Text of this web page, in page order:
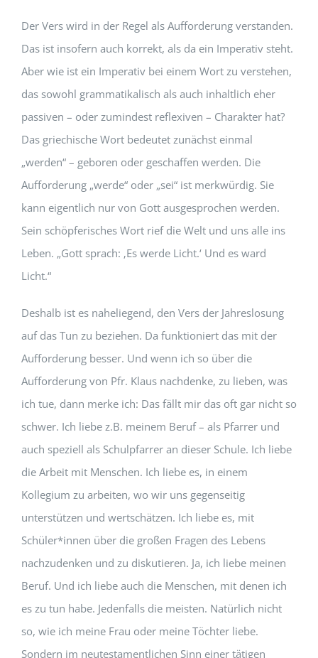
Der Vers wird in der Regel als Aufforderung verstanden.
Das ist insofern auch korrekt, als da ein Imperativ steht.
Aber wie ist ein Imperativ bei einem Wort zu verstehen,
das sowohl grammatikalisch als auch inhaltlich eher
passiven – oder zumindest reflexiven – Charakter hat?
Das griechische Wort bedeutet zunächst einmal
„werden“ – geboren oder geschaffen werden. Die
Aufforderung „werde“ oder „sei“ ist merkwürdig. Sie
kann eigentlich nur von Gott ausgesprochen werden.
Sein schöpferisches Wort rief die Welt und uns alle ins
Leben. „Gott sprach: ‚Es werde Licht.‘ Und es ward
Licht.“
Deshalb ist es naheliegend, den Vers der Jahreslosung
auf das Tun zu beziehen. Da funktioniert das mit der
Aufforderung besser. Und wenn ich so über die
Aufforderung von Pfr. Klaus nachdenke, zu lieben, was
ich tue, dann merke ich: Das fällt mir das oft gar nicht so
schwer. Ich liebe z.B. meinem Beruf – als Pfarrer und
auch speziell als Schulpfarrer an dieser Schule. Ich liebe
die Arbeit mit Menschen. Ich liebe es, in einem
Kollegium zu arbeiten, wo wir uns gegenseitig
unterstützen und wertschätzen. Ich liebe es, mit
Schüler*innen über die großen Fragen des Lebens
nachzudenken und zu diskutieren. Ja, ich liebe meinen
Beruf. Und ich liebe auch die Menschen, mit denen ich
es zu tun habe. Jedenfalls die meisten. Natürlich nicht
so, wie ich meine Frau oder meine Töchter liebe.
Sondern im neutestamentlichen Sinn einer tätigen